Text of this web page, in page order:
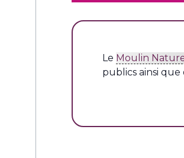
L e Moulin
publics ainsi